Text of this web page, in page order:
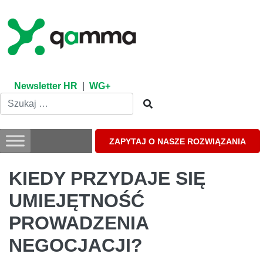
content
Newsletter HR WG+
ZAPYTAJ O NASZE ROZWIĄZANIA
KIEDY PRZYDAJE SIĘ
UMIEJĘTNOŚĆ
PROWADZENIA
NEGOCJACJI?